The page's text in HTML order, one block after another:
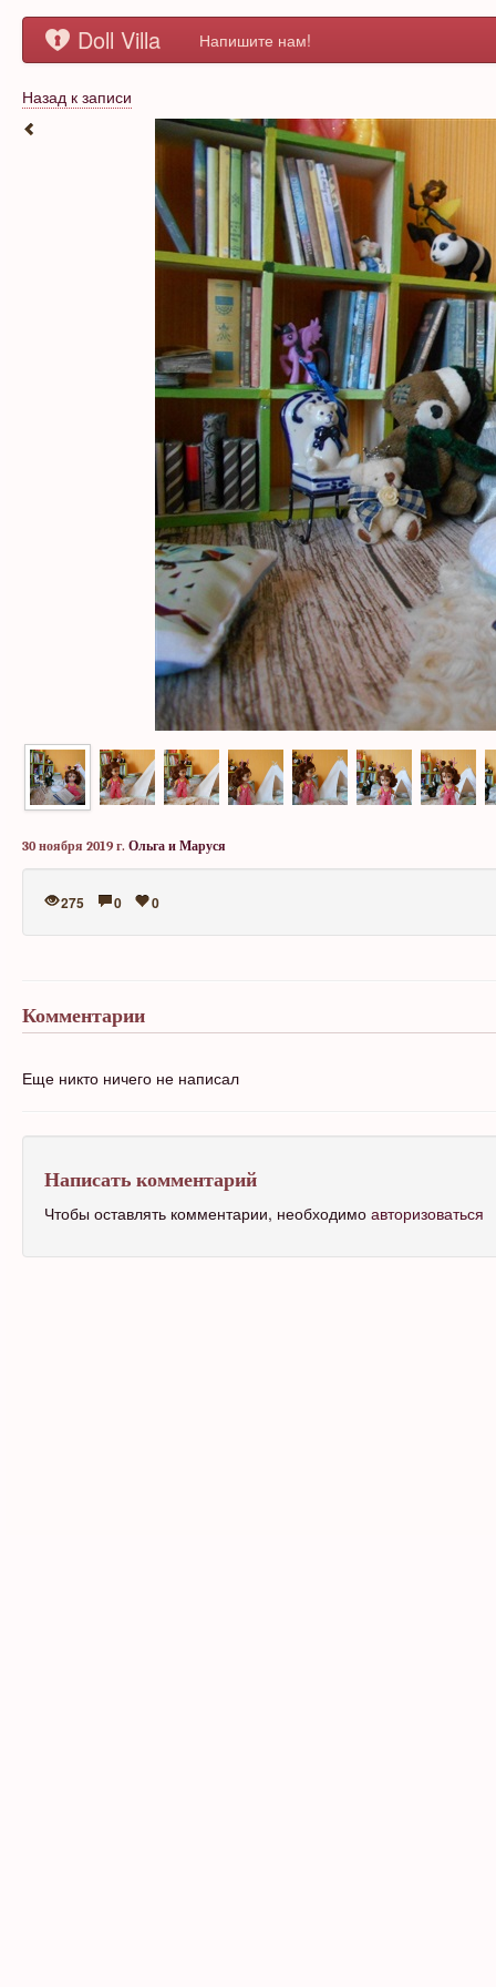
Doll Villa Напишите нам!
Назад к записи
30 ноября 2019 г. Ольга и Маруся
275 0 0
Комментарии
Еще никто ничего не написал
Написать комментарий
Чтобы оставлять комментарии, необходимо авторизоваться